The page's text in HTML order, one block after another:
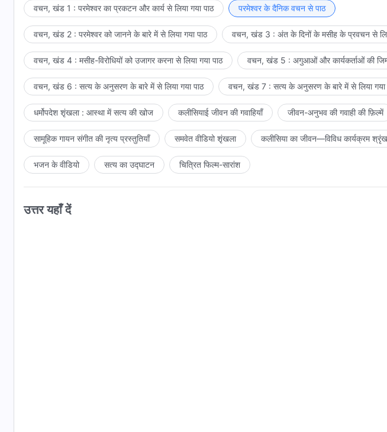
पूरी मलिन मानव-जाति का न्याय करने में सक्षम है। एक मनुष्य दूसरे मनुष्य के पापों का न्याय कैसे कर
देख सकता है, और वह इन पापों की निंदा करने का पात्र कैसे हो सकता है? अगर परमेश्वर मनुष्य के पापों
स्वयं धार्मिक परमेश्वर कैसे हो सकता था? जब लोगों के भ्रष्ट स्वभाव प्रकट होते हैं, तो लोगों का न्याय
तभी लोग देखते हैं कि वह पवित्र है। जब वह मनुष्य के पापों के कारण उनका न्याय करता है और उन्हें ताड़ना
है, तो कोई भी मनुष्य या चीज़ इस न्याय से बच नहीं सकती; जो कुछ भी मलिन है, वह उसका न्याय करता
धार्मिक कहा जा सकता है। अगर इससे अलग कुछ होता, तो यह कैसे कहा जा सकता कि तुम लोग नाम और तथ्य
वचन, खंड 1 : परमेश्वर का प्रकटन और कार्य से लिया गया पाठ परमेश्वर के दैनिक वचन से पाठ
वचन, खंड 2 : परमेश्वर को जानने के बारे में से लिया गया पाठ वचन, खंड 3 : अंत के दिनों के मसीह के प्रवचन से
वचन, खंड 4 : मसीह-विरोधियों को उजागर करना से लिया गया पाठ वचन, खंड 5 : अगुआओं और कार्यकर्ताओं की
वचन, खंड 6 : सत्य के अनुसरण के बारे में से लिया गया पाठ वचन, खंड 7 : सत्य के अनुसरण के बारे में से लिया गया
धर्मोपदेश शृंखला : आस्था में सत्य की खोज कलीसियाई जीवन की गवाहियाँ जीवन-अनुभव की गवाही की फ़िल्में
सामूहिक गायन संगीत की नृत्य प्रस्तुतियाँ समवेत वीडियो शृंखला कलीसिया का जीवन—विविध कार्यक्रम
भजन के वीडियो सत्य का उद्घाटन चित्रित फिल्म-सारांश
उत्तर यहाँ दें